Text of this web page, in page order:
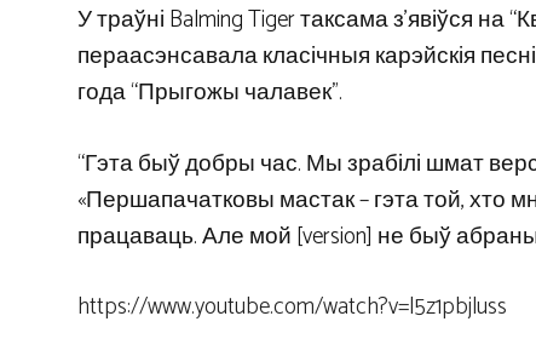
У траўні Balming Tiger таксама з’явіўся на
пераасэнсавала класічныя карэйскія
года “Прыгожы чалавек”.
“Гэта быў добры час. Мы зрабілі шмат
«Першапачатковы мастак – гэта той, хто
працаваць. Але мой [version] не быў
https://www.youtube.com/watch?v=l5z1pbjluss